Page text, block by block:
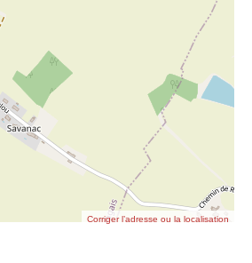
Corriger l’adresse ou la localisation